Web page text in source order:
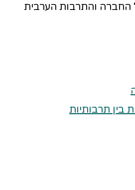
החברה והתרבות הערבית
בין תרבותיות